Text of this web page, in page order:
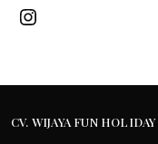
Instagram
CV. WIJAYA FUN HOLIDAY